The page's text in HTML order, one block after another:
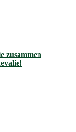
zusammen